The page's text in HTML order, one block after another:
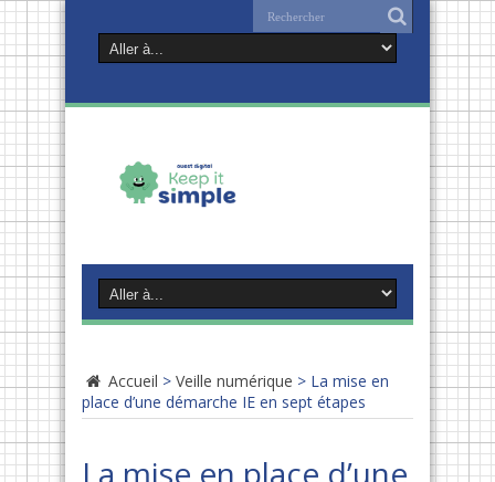
Accueil > Veille numérique > La mise en
place d’une démarche IE en sept étapes
La mise en place d’une